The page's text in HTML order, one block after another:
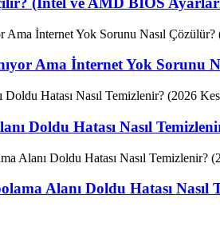
Ama İnternet Yok Sorunu
Doldu Hatası Nasıl
Alanı Doldu Hatası Nasıl